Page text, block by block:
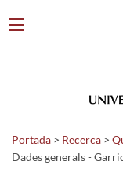
Portada > Recerca >
Dades generals -